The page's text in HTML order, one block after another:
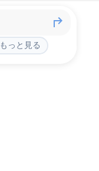
もっと見る